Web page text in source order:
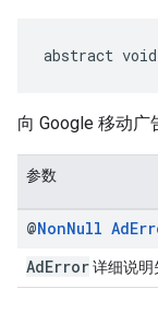
abstract void
向 Google 移动广
参数
@NonNull Ad
AdError详细说明